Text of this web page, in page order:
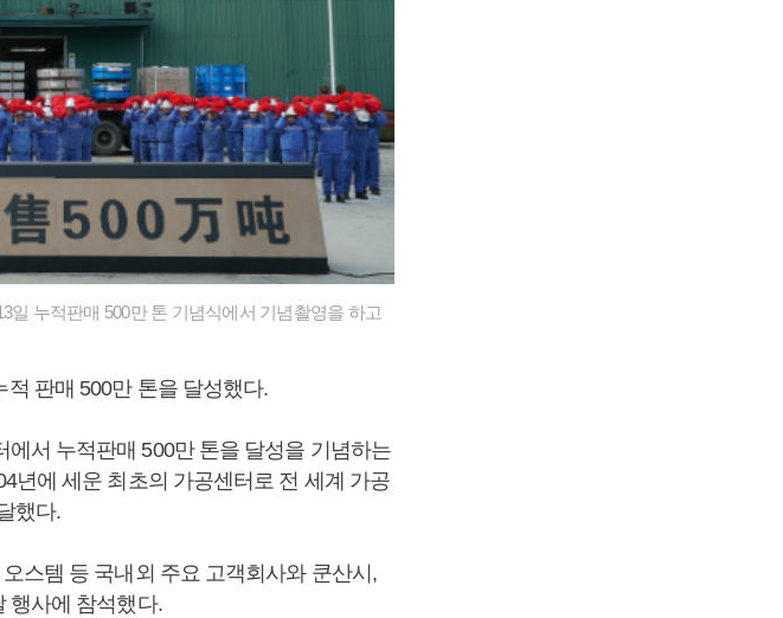
누적판매 500만 톤 기념식에서 기념촬영을 하고
판매 500만 톤을 달성했다.
서 누적판매 500만 톤을 달성을 기념하는
년에 세운 최초의 가공센터로 전 세계 가공
했다.
스템 등 국내외 주요 고객회사와 쿤산시,
행사에 참석했다.